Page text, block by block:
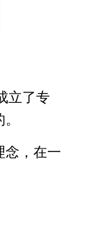
立了专
念，在一